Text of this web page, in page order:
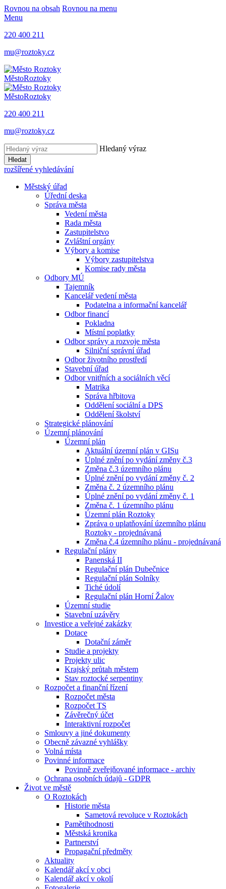
Rovnou na obsah Rovnou na menu
Menu
220 400 211
mu@roztoky.cz
MěstoRoztoky
MěstoRoztoky
220 400 211
mu@roztoky.cz
Hledaný výraz
Hledat
rozšířené vyhledávání
Městský úřad
Úřední deska
Správa města
Vedení města
Rada města
Zastupitelstvo
Zvláštní orgány
Výbory a komise
Výbory zastupitelstva
Komise rady města
Odbory MÚ
Tajemník
Kancelář vedení města
Podatelna a informační kancelář
Odbor financí
Pokladna
Místní poplatky
Odbor správy a rozvoje města
Silniční správní úřad
Odbor životního prostředí
Stavební úřad
Odbor vnitřních a sociálních věcí
Matrika
Správa hřbitova
Oddělení sociální a DPS
Oddělení školství
Strategické plánování
Územní plánování
Územní plán
Aktuální územní plán v GISu
Úplné znění po vydání změny č.3
Změna č.3 územního plánu
Úplné znění po vydání změny č. 2
Změna č. 2 územního plánu
Úplné znění po vydání změny č. 1
Změna č. 1 územního plánu
Územní plán Roztoky
Zpráva o uplatňování územního plánu
Roztoky - projednávaná
Změna č.4 územního plánu - projednávaná
Regulační plány
Panenská II
Regulační plán Dubečnice
Regulační plán Solníky
Tiché údolí
Regulační plán Horní Žalov
Územní studie
Stavební uzávěry
Investice a veřejné zakázky
Dotace
Dotační záměr
Studie a projekty
Projekty ulic
Krajský průtah městem
Stav roztocké serpentiny
Rozpočet a finanční řízení
Rozpočet města
Rozpočet TS
Závěrečný účet
Interaktivní rozpočet
Smlouvy a jiné dokumenty
Obecně závazné vyhlášky
Volná místa
Povinné informace
Povinně zveřejňované informace - archiv
Ochrana osobních údajů - GDPR
Život ve městě
O Roztokách
Historie města
Sametová revoluce v Roztokách
Pamětihodnosti
Městská kronika
Partnerství
Propagační předměty
Aktuality
Kalendář akcí v obci
Kalendář akcí v okolí